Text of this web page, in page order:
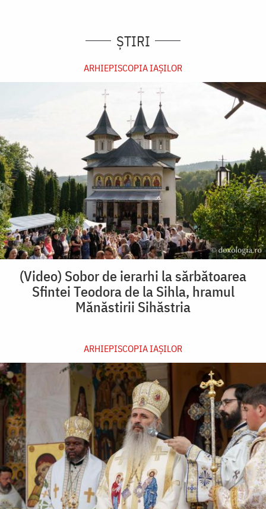
ȘTIRI
ARHIEPISCOPIA IAŞILOR
(Video) Sobor de ierarhi la sărbătoarea
Sfintei Teodora de la Sihla, hramul
Mănăstirii Sihăstria
ARHIEPISCOPIA IAŞILOR